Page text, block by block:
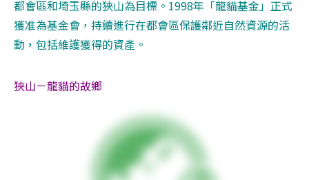
都會區和埼玉縣的狹山為目標。1998年「龍貓基金」正式
獲准為基金會，持續進行在都會區保護鄰近自然資源的活
動，包括維護獲得的資產。
狹山－龍貓的故鄉